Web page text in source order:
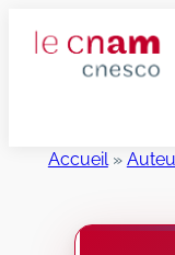
Accueil»